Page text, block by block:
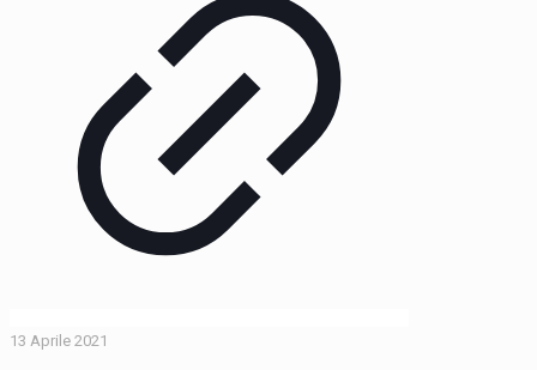
13 Aprile 2021